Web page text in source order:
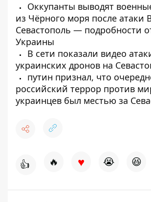
Оккупанты выводят
из Чёрного моря после атаки
Севастополь — подробности
Украины
В сети показали видео
украинских дронов на
путин признал, что
российский террор против
украинцев был местью за
👍 🔥 ♥ 😭 😆